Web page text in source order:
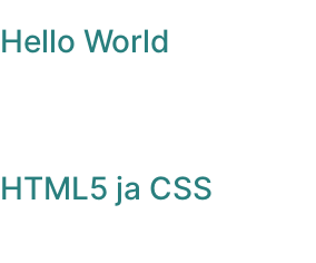
Hello World
HTML5 ja CSS